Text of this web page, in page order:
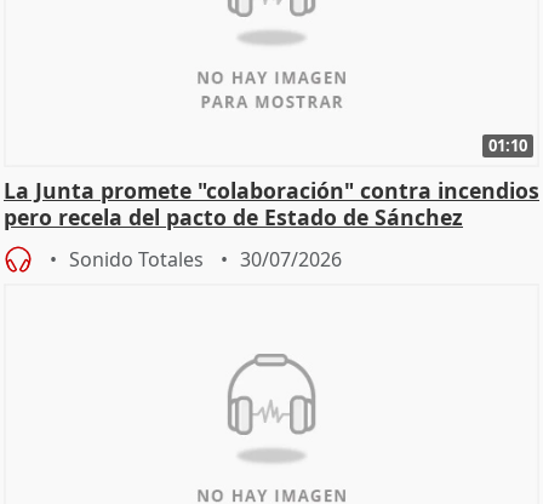
01:10
La Junta promete "colaboración" contra incendios
pero recela del pacto de Estado de Sánchez
Sonido Totales 30/07/2026